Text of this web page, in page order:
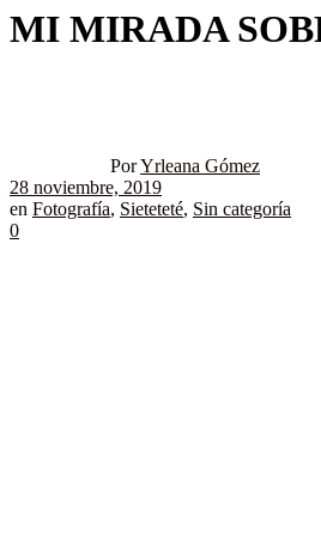
MI MIRADA
PorYrleana Gómez
28 noviembre, 2019
en Fotografía, Sieteteté, Sin categoría
0